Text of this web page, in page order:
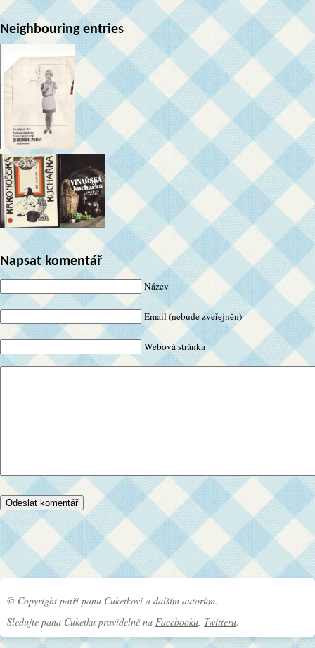
Neighbouring entries
Napsat komentář
Název
Email (nebude zveřejněn)
Webová stránka
© Copyright patří panu Cuketkovi a dalším autorům.
Sledujte pana Cuketku pravidelně na Facebooku, Twitteru.